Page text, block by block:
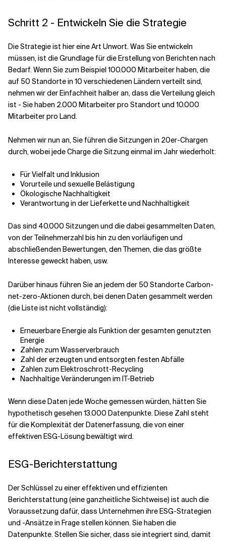
Schritt 2 - Entwickeln Sie die Strategie
Die Strategie ist hier eine Art Unwort. Was Sie entwickeln
müssen, ist die Grundlage für die Erstellung von Berichten nach
Bedarf. Wenn Sie zum Beispiel 100.000 Mitarbeiter haben, die
auf 50 Standorte in 10 verschiedenen Ländern verteilt sind,
nehmen wir der Einfachheit halber an, dass die Verteilung gleich
ist - Sie haben 2.000 Mitarbeiter pro Standort und 10.000
Mitarbeiter pro Land.
Nehmen wir nun an, Sie führen die Sitzungen in 20er-Chargen
durch, wobei jede Charge die Sitzung einmal im Jahr wiederholt:
Für Vielfalt und Inklusion
Vorurteile und sexuelle Belästigung
Ökologische Nachhaltigkeit
Verantwortung in der Lieferkette und Nachhaltigkeit
Das sind 40.000 Sitzungen und die dabei gesammelten Daten,
von der Teilnehmerzahl bis hin zu den vorläufigen und
abschließenden Bewertungen, den Themen, die das größte
Interesse geweckt haben, usw.
Darüber hinaus führen Sie an jedem der 50 Standorte Carbon-
net-zero-Aktionen durch, bei denen Daten gesammelt werden
(die Liste ist nicht vollständig):
Erneuerbare Energie als Funktion der gesamten genutzten
Energie
Zahlen zum Wasserverbrauch
Zahl der erzeugten und entsorgten festen Abfälle
Zahlen zum Elektroschrott-Recycling
Nachhaltige Veränderungen im IT-Betrieb
Wenn diese Daten jede Woche gemessen würden, hätten Sie
hypothetisch gesehen 13.000 Datenpunkte. Diese Zahl steht
für die Komplexität der Datenerfassung, die von einer
effektiven ESG-Lösung bewältigt wird.
ESG-Berichterstattung
Der Schlüssel zu einer effektiven und effizienten
Berichterstattung (eine ganzheitliche Sichtweise) ist auch die
Voraussetzung dafür, dass Unternehmen ihre ESG-Strategien
und -Ansätze in Frage stellen können. Sie haben die
Datenpunkte. Stellen Sie sicher, dass sie integriert sind, damit